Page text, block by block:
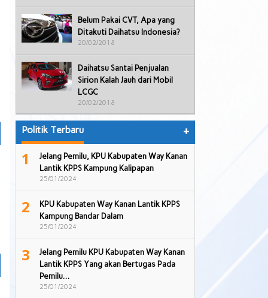
Belum Pakai CVT, Apa yang
Ditakuti Daihatsu Indonesia?
20/02/2018
Daihatsu Santai Penjualan
Sirion Kalah Jauh dari Mobil
LCGC
20/02/2018
Politik Terbaru +
1
Jelang Pemilu, KPU Kabupaten Way Kanan
Lantik KPPS Kampung Kalipapan
25/01/2024
2
KPU Kabupaten Way Kanan Lantik KPPS
Kampung Bandar Dalam
25/01/2024
3
Jelang Pemilu KPU Kabupaten Way Kanan
Lantik KPPS Yang akan Bertugas Pada
Pemilu…
25/01/2024